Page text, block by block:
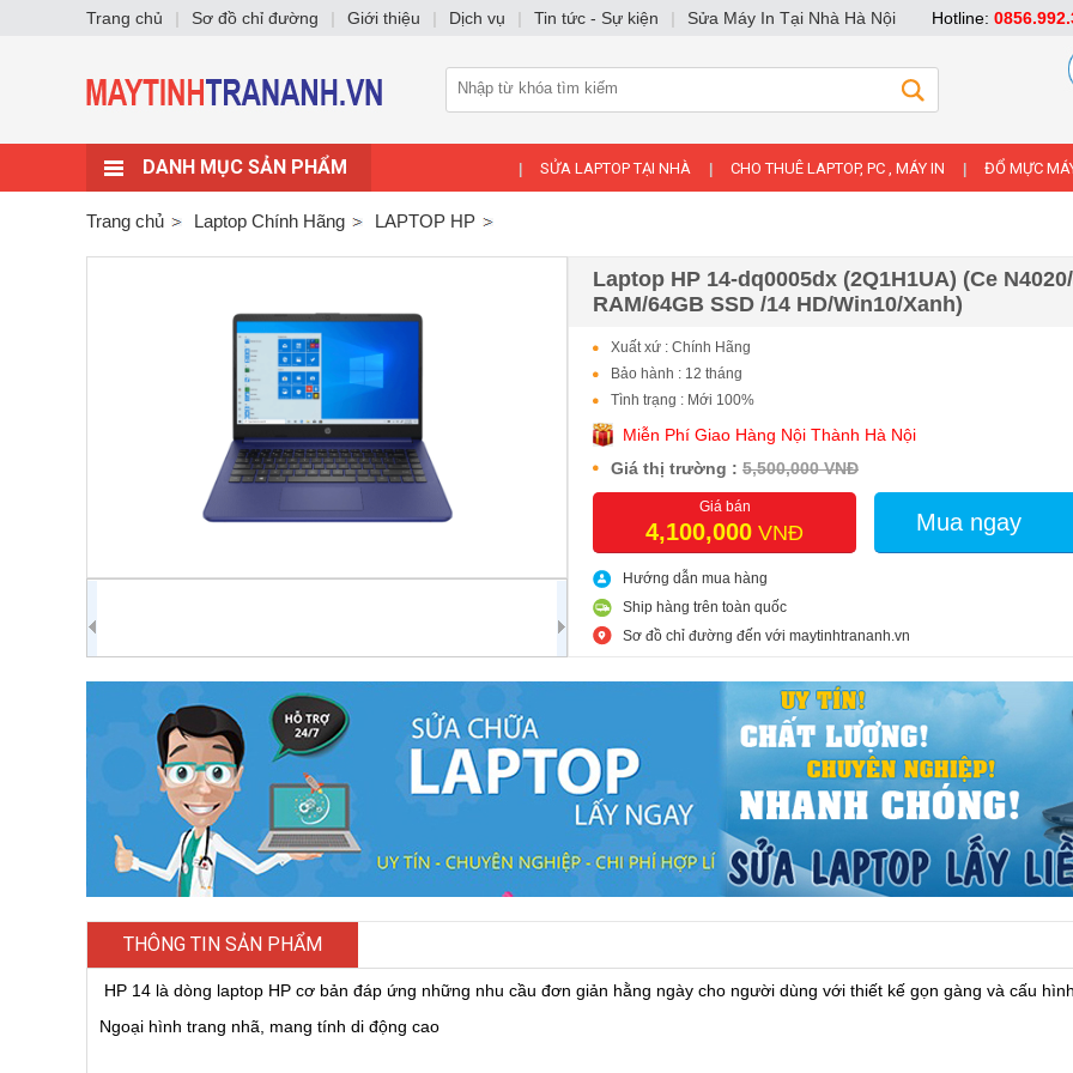
DANH MỤC SẢN PHẨM SỬA LAPTOP TẠI NHÀ CHO THUÊ LAPTOP, PC , MÁY IN ĐỔ MỰC
Trang chủ Laptop Chính Hãng LAPTOP HP
Laptop HP 14-dq0005dx (2Q1H1UA) (Ce
RAM/64GB SSD /14 HD/Win10/Xanh)
Xuất xứ : Chính Hãng
Bảo hành : 12 tháng
Tình trạng : Mới 100%
Miễn Phí Giao Hàng Nội Thành Hà Nội
Giá thị trường : 5,500,000 VNĐ
Giá bán
4,100,000 VNĐ Mua ngay
Hướng dẫn mua hàng
Ship hàng trên toàn quốc
Sơ đồ chỉ đường đến với maytinhtrananh.vn
THÔNG TIN SẢN PHẨM
HP 14 là dòng laptop HP cơ bản đáp ứng những nhu cầu đơn giản hằng ngày cho người dùng với thiết kế gọn gàng và cấu
Ngoại hình trang nhã, mang tính di động cao
Trang chủ | Sơ đồ chỉ đường | Giới thiệu | Dịch vụ | Tin tức - Sự kiện | Sửa Máy In Tại Nhà Hà Nội Hotline: